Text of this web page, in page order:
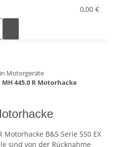
0,00 €
Motorgeräte
445.0 R Motorhacke
B&S Serie 550 EX
sind von der Rücknahme